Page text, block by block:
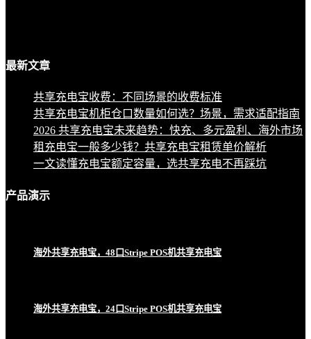
最新文章
共享充电宝收费：不同场景的收费标准
共享充电宝机柜仓口数量如何选？场景，需求适配指南
2026 共享充电宝未来趋势：快充、多元盈利、海外市场
租充电宝一般多少钱？共享充电宝租赁单价解析
一文读懂充电宝额定容量，选共享充电不再踩坑
产品演示
海外共享充电宝，48口Stripe POS机共享充电宝
海外共享充电宝，24口Stripe POS机共享充电宝